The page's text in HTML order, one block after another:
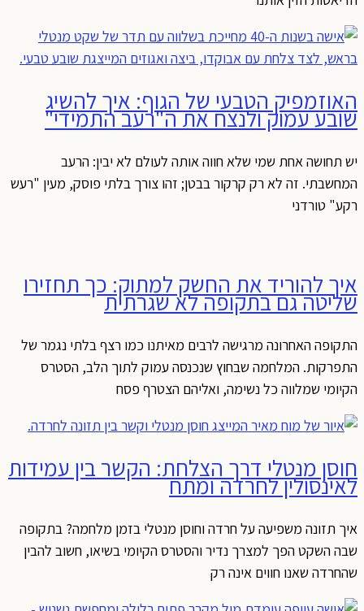
האוזמפיק הטבעי של הגוף: איך להשיג
שובע עמוק ולנצח את ה"רעב התמידי"
יש תחושה אחת שמי שלא חווה אותה לעולם לא יבין: הרעב
המחשבתי. זה לא רק קרקור בבטן; זהו צורך בלתי פוסק, מעין "רעש
רקע" טורדני
איך להוריד את החשק למתוק: כך תחזירו
שליטה גם בתקופה לא שגרתית
התקופה האחרונה מרגישה לרבים מאיתנו כמו רצף בלתי נגמר של
התפרקות. המלחמה שבחוץ שנכנסה עמוק לתוך הלב, הסטרס
הקיומי שמלווה כל נשימה, ואליהם הצטרף פסח
חוסן מנטלי דרך הצלחת: הקשר בין עמידות
לאינסולין לחרדה ומתח
איך תזונה משפיעה על חרדה וחוסן מנטלי בזמן מלחמה? בתקופה
שבה השקט הפך למצרך נדיר והסטרס הקיומי בשיאו, חשוב להבין
שהחרדה שאנו חווים אינה רק